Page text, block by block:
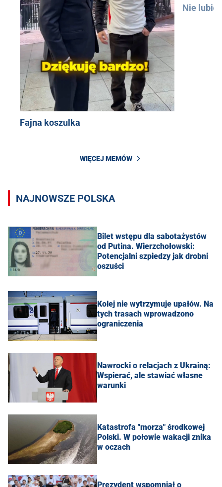
Fajna koszulka
Nie lubię
WIĘCEJ MEMÓW
NAJNOWSZE POLSKA
Bilet wstępu dla sabotażystów
od Putina. Wierzchołowski:
Potencjalni szpiedzy jak drobni
oszuści
Kolej nie wytrzymuje upałów. Na
tych trasach wprowadzono
ograniczenia
Nawrocki o relacjach z Ukrainą:
Wspierać, ale stawiać własne
warunki
Katastrofa "morza" środkowej
Polski. W połowie wakacji znika
w oczach
Prezydent wspomniał o